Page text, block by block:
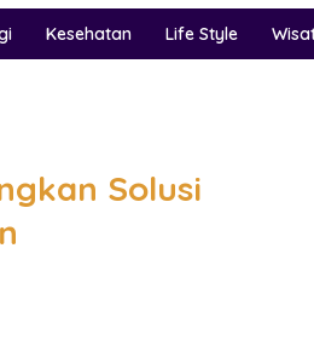
Kesehatan Life Style
Solusi